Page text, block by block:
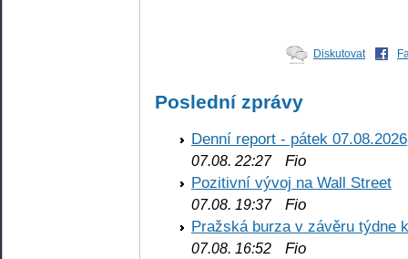
Diskutovat
Poslední zprávy
Denní report - pátek 07.08.2026
07.08. 22:27Fio
Pozitivní vývoj na Wall Street
07.08. 19:37Fio
Pražská burza v závěru týdne
07.08. 16:52 Fio